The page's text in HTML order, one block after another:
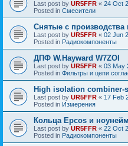
Last post by UR5FFR « 24 Oct
Posted in Смесители
Снятые с
Last post by UR5FFR « 02 Jun
Posted in Радиокомпоненты
ДПФ W.Hayward W7ZOI
Last post by UR5FFR « 03 May
Posted in Фильтры и цепи
High isolation combiner-
Last post by UR5FFR « 17 Feb
Posted in Измерения
Кольца Epcos и
Last post by UR5FFR « 22 Oct
Posted in Радиокомпоненты